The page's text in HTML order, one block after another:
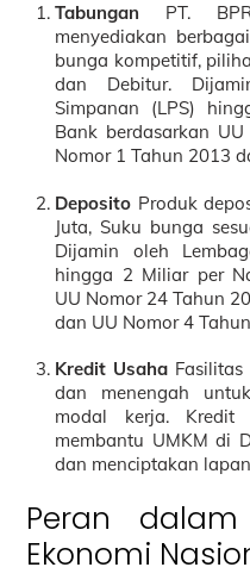
Tabungan PT.
menyediakan
bunga kompetitif,
dan Debitur.
Simpanan (LPS)
Bank berdasarkan
Nomor 1 Tahun 2013
Deposito Produk
Juta, Suku bunga
Dijamin oleh
hingga 2 Miliar per
UU Nomor 24 Tahun
dan UU Nomor 4
Kredit Usaha
dan menengah
modal kerja.
membantu UMKM di
dan menciptakan
Peran dalam
Ekonomi